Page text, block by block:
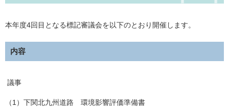
本年度4回目となる標記審議会を以下のとおり開催します。
内容
議事
（1）下関北九州道路 環境影響評価準備書